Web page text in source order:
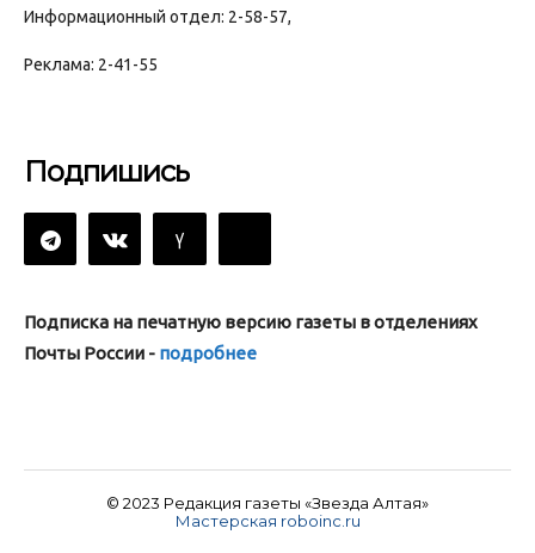
Информационный отдел: 2-58-57,
Реклама: 2-41-55
Подпишись
Подписка на печатную версию газеты в отделениях
Почты России - подробнее
© 2023 Редакция газеты «Звезда Алтая»
Мастерская roboinc.ru